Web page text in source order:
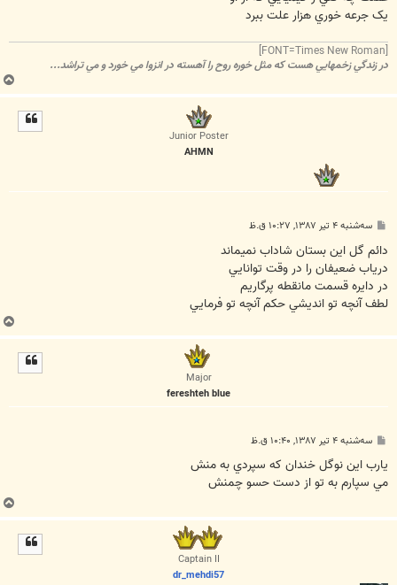
يک جرعه خوري هزار علت ببرد
در زندگي زخمهايي هست که مثل خوره روح را آهسته در انزوا مي خورد و مي تراشد...
ب
ا
Junior Poster
AHMN
پ
ت
سه‌شنبه ۴ تیر ۱۳۸۷, ۱۰:۲۷ ق.ظ
دائم گل اين بستان شاداب نميماند
درياب ضعيفان را در وقت توانايي
در دايره قسمت مانقطه پرگاريم
لطف آنچه تو انديشي حکم آنچه تو فرمايي
ب
ا
Major
fereshteh blue
پ
ت
سه‌شنبه ۴ تیر ۱۳۸۷, ۱۰:۴۰ ق.ظ
يارب اين نوگل خندان که سپردي به منش
مي سپارم به تو از دست حسو چمنش
ب
ا
Captain II
dr_mehdi57